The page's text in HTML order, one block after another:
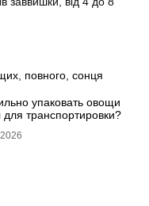
, повного, сонця
упаковать овощи
транспортировки?